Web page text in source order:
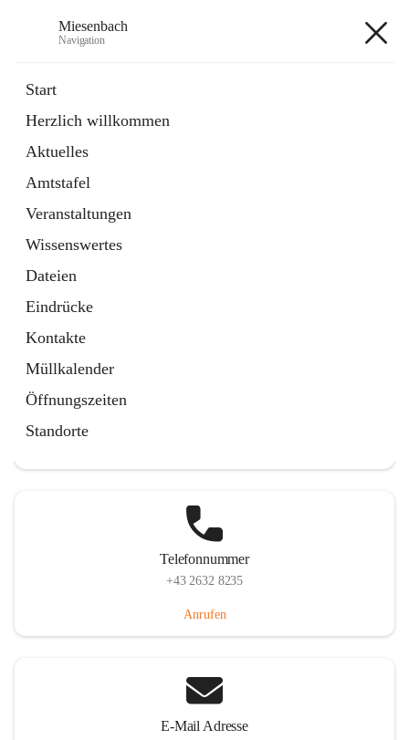
Miesenbach
Navigation
Start
Herzlich willkommen
Aktuelles
Amtstafel
Veranstaltungen
Wissenswertes
Dateien
Eindrücke
Kontakte
Müllkalender
Öffnungszeiten
Standorte
Externe Webseite
in
Tab
Region Schneebergland
Externe Webseite
öffnet
in
neuem
Tab
Telefonnummer
+43 2632 8235
Anrufen
E-Mail Adresse